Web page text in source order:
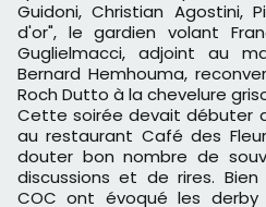
Guidoni, Christian Agostini,
d'or", le gardien volant
Guglielmacci, adjoint au
Bernard Hemhouma,
Roch Dutto à la chevelure
Cette soirée devait débuter
au restaurant Café des
douter bon nombre de
discussions et de rires.
COC ont évoqué les